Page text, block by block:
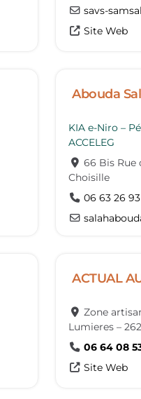
savs-
Site Web
Abouda
KIA e-Niro –
ACCELEG
66 Bis Rue
Choisille
06 63 26 93
ACTUAL
Zone
Lumieres –
06 64 08
Site Web